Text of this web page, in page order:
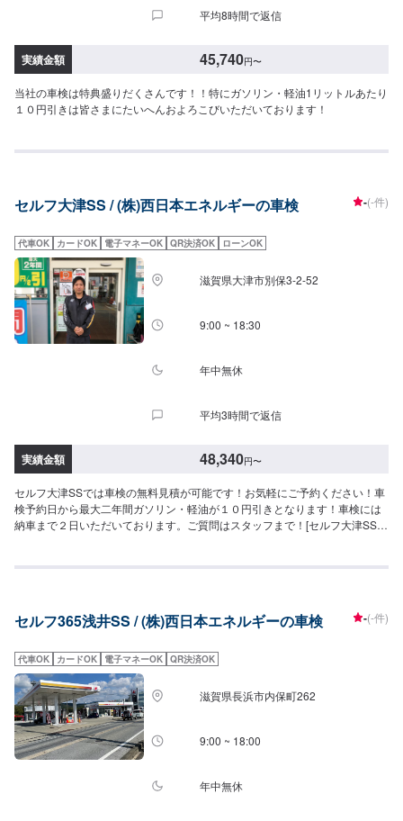
います）・車種や初度登録年月からの年数によって費用が変わります・修
平均8時間で返信
実績金額 45,740円〜
当社の車検は特典盛りだくさんです！！特にガソリン・軽油1リットルあたり
１０円引きは皆さまにたいへんおよろこびいただいております！
セルフ大津SS / (株)西日本エネルギーの車検 -(-件)
代車OK カードOK 電子マネーOK QR決済OK ローンOK
滋賀県大津市別保3-2-52
9:00 ~ 18:30
年中無休
平均3時間で返信
実績金額 48,340円〜
セルフ大津SSでは車検の無料見積が可能です！お気軽にご予約ください！車
検予約日から最大二年間ガソリン・軽油が１０円引きとなります！車検には
納車まで２日いただいております。ご質問はスタッフまで！[セルフ大津SS-
22,000円各種法定料金合計26,340円-----------------------------------------→[合
計]58,250円-中型自動車(1,001〜1,500kg)-ー（C-HR,WRXSTIなど）車検基本
計]66,450円-大型自動車(1,501〜2,000kg)-ー（ヴォクシー,CX-30など）車検
基本料22,000円各種法定料金合計52,750円-----------------------------------------
→[合計]74,750円≪注意事項≫・記載してある車種はあくまで一例です（グレ
ード等によっては一つ上の価格である場合がございます）・車種や初度登録
年月からの年数によって費用が変わります・修理・交換等が必要な場合は、
別途費用がかかります・4WDは＋4,400円
セルフ365浅井SS / (株)西日本エネルギーの車検 -(-件)
代車OK カードOK 電子マネーOK QR決済OK
滋賀県長浜市内保町262
9:00 ~ 18:00
年中無休